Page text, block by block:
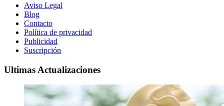
Aviso Legal
Blog
Contacto
Política de privacidad
Publicidad
Suscripción
Ultimas Actualizaciones